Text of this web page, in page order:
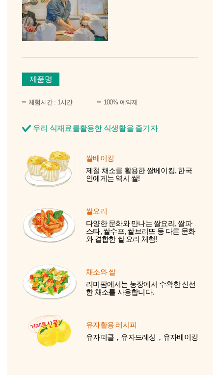
제품명
체험시간 : 1시간 100% 예약제
우리 식재료를활용한 식생활을 즐기자
쌀베이킹
제철 채소를 활용한 쌀베이킹, 한국
인에게는 역시 쌀!
쌀요리
다양한 문화와 만나는 쌀요리, 쌀파
스타, 쌀수프, 쌀브리또 등 다른 문화
와 결합한 쌀 요리 체험!
채소와 쌀
리미팜에서는 농장에서 수확한 신선
한 채소를 사용합니다.
유자활용 레시피
유자피클，유자드레싱，유자베이킹